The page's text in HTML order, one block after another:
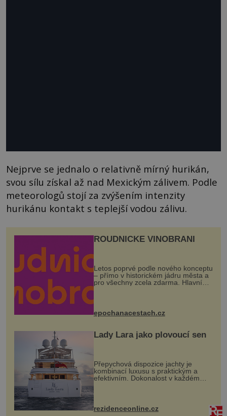
Nejprve se jednalo o relativně mírný hurikán,
svou sílu získal až nad Mexickým zálivem. Podle
meteorologů stojí za zvýšením intenzity
hurikánu kontakt s teplejší vodou zálivu.
ROUDNICKÉ VINOBRANÍ
Letos poprvé podle nového konceptu
– přímo v historickém jádru města a
pro všechny zcela zdarma. Hlavní
program se odehraje na Karlově a
mohou těšit na víno, burčák, pes...
epochanacestach.cz
Lady Lara jako plovoucí sen
Přepychová dispozice jachty je
kombinací luxusu s praktickým a
efektivním. Dokonalost v každém
detailu představuje značka Fendi
Casa, kterou byly vybaveny její
paluby. Monacký přístav nabízí
každoročn...
rezidenceonline.cz